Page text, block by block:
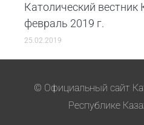
Католический
февраль 2019 г.
25.02.2019
© Официальный сайт
Республике